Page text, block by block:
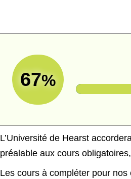
67%
L’Université de Hearst
préalable aux cours
Les cours à compléter pour